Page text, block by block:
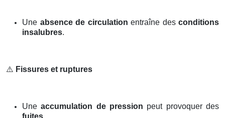
Une absence de circulation entraîne des conditions
insalubres.
⚠️ Fissures et ruptures
Uneaccumulation de pression peut provoquer des
fuites